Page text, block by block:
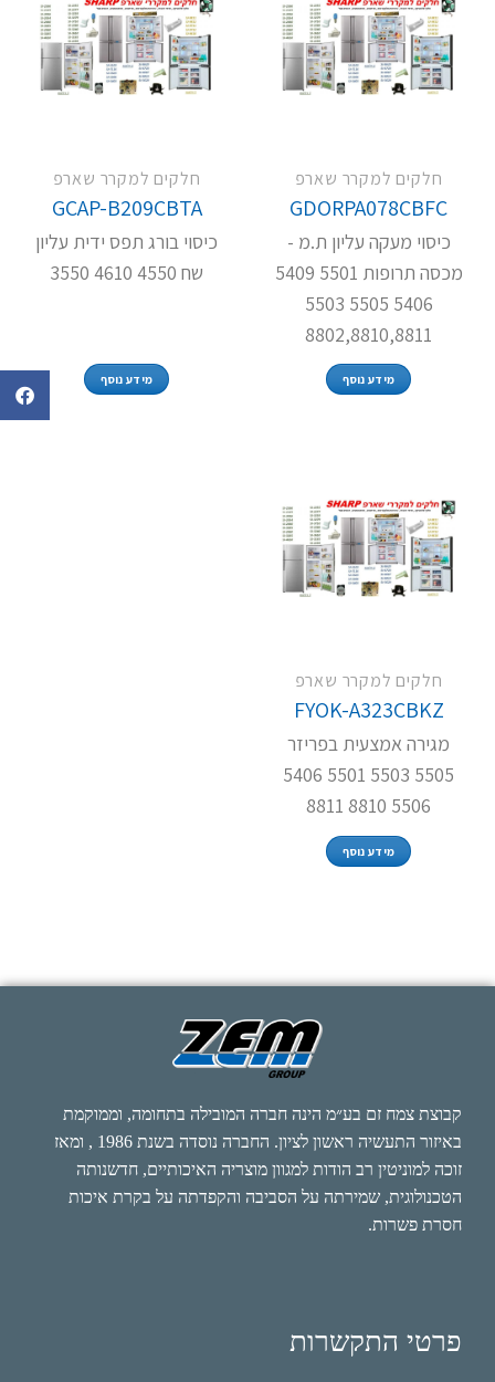
חלקים למקרר שארפ
GDORPA078CBFC
כיסוי מעקה עליון ת.מ -
מכסה תרופות 5501 5409
5406 5505 5503
8802,8810,8811
מידע נוסף
חלקים למקרר שארפ
GCAP-B209CBTA
כיסוי בורג תפס ידית עליון
שח 4550 4610 3550
מידע נוסף
חלקים למקרר שארפ
FYOK-A323CBKZ
מגירה אמצעית בפריזר
5505 5503 5501 5406
5506 8810 8811
מידע נוסף
קבוצת צמח זם בע״מ הינה חברה המובילה בתחומה, וממוקמת
באיזור התעשיה ראשון לציון. החברה נוסדה בשנת 1986 , ומאז
זוכה למוניטין רב הודות למגוון מוצריה האיכותיים, חדשנותה
הטכנולוגית, שמירתה על הסביבה והקפדתה על בקרת איכות
חסרת פשרות.
פרטי התקשרות